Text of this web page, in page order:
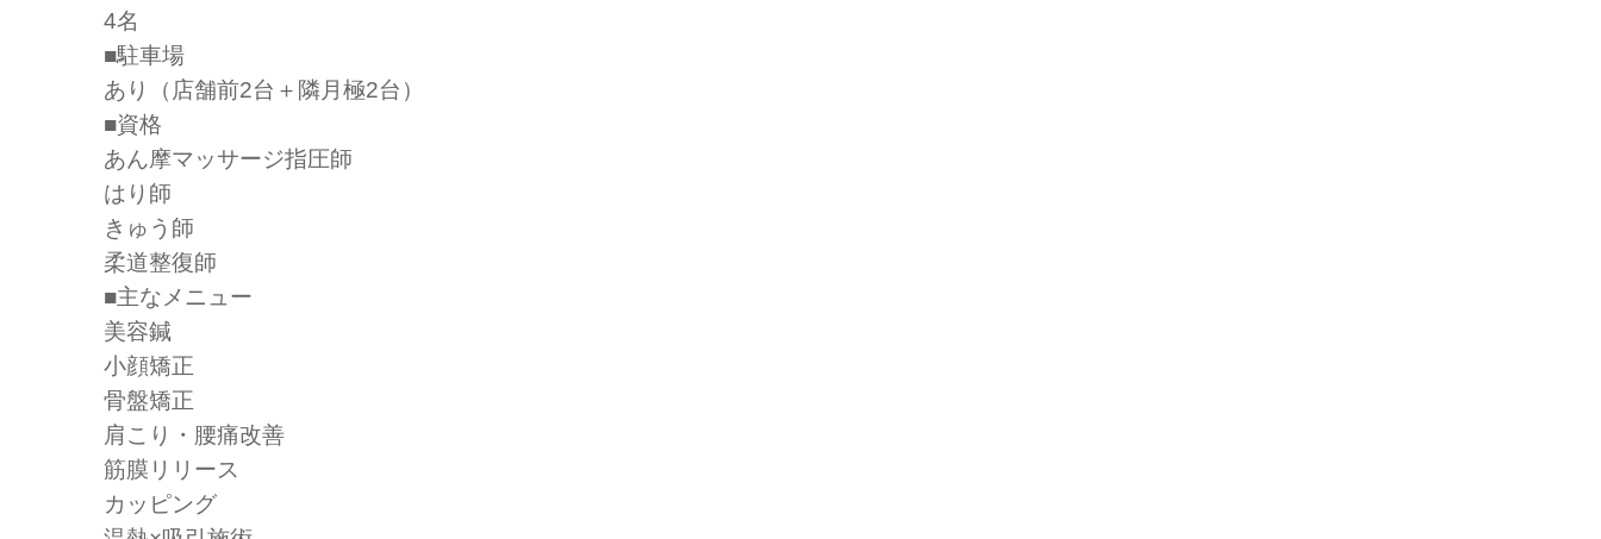
4名
■駐車場
あり（店舗前2台＋隣月極2台）
■資格
あん摩マッサージ指圧師
はり師
きゅう師
柔道整復師
■主なメニュー
美容鍼
小顔矯正
骨盤矯正
肩こり・腰痛改善
筋膜リリース
カッピング